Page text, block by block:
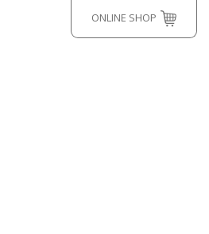
ONLINE SHOP